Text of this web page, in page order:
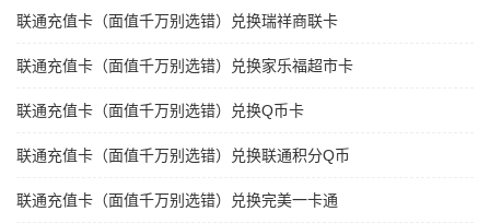
联通充值卡（面值千万别选错）兑换瑞祥商联卡
联通充值卡（面值千万别选错）兑换家乐福超市卡
联通充值卡（面值千万别选错）兑换Q币卡
联通充值卡（面值千万别选错）兑换联通积分Q币
联通充值卡（面值千万别选错）兑换完美一卡通